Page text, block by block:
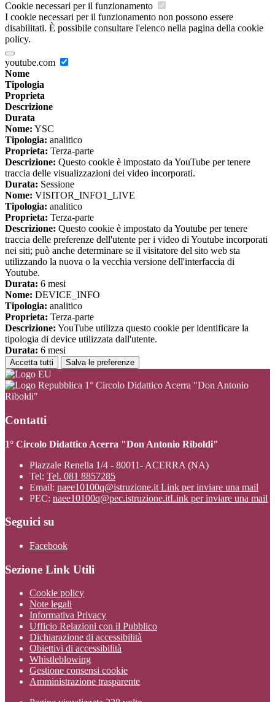
Cookie necessari per il funzionamento
I cookie necessari per il funzionamento non possono essere
disabilitati. È possibile consultare l'elenco nella pagina della cookie
policy.
youtube.com
Nome
Tipologia
Proprieta
Descrizione
Durata
Nome: YSC
Tipologia: analitico
Proprieta: Terza-parte
Descrizione: Questo cookie è impostato da YouTube per tenere
traccia delle visualizzazioni dei video incorporati.
Durata: Sessione
Nome: VISITOR_INFO1_LIVE
Tipologia: analitico
Proprieta: Terza-parte
Descrizione: Questo cookie è impostato da Youtube per tenere
traccia delle preferenze dell'utente per i video di Youtube incorporati
nei siti; può anche determinare se il visitatore del sito web sta
utilizzando la nuova o la vecchia versione dell'interfaccia di
Youtube.
Durata: 6 mesi
Nome: DEVICE_INFO
Tipologia: analitico
Proprieta: Terza-parte
Descrizione: YouTube utilizza questo cookie per identificare la
tipologia di device utilizzata dall'utente.
Durata: 6 mesi
Accetta tutti Salva le preferenze
1° Circolo Didattico Acerra "Don Antonio
Riboldi"
Contatti
1° Circolo Didattico Acerra "Don Antonio Riboldi"
Piazzale Renella 1/4 - 80011- ACERRA (NA)
Tel: Tel. 081 8857285
Email: naee10100q@istruzione.it Link per inviare una mail
PEC: naee10100q@pec.istruzione.itLink per inviare una mail
Seguici su
Facebook
Sezione Link Utili
Cookie policy
Note legali
Informativa Privacy
Ufficio Relazioni con il Pubblico
Dichiarazione di accessibilità
Obiettivi di accessibilità
Whistleblowing
Gestione consensi cookie
Amministrazione trasparente